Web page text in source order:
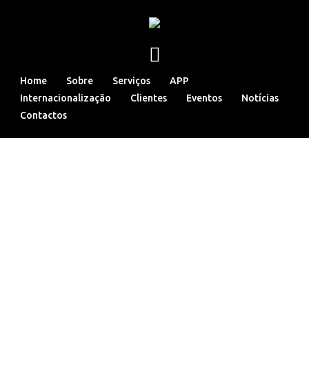
Home Sobre Serviços
APP
Internacionalização
Clientes Eventos
Notícias
Contactos